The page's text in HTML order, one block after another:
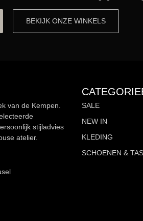
BEKIJK ONZE WINKELS
van de Kempen.
stijladvies
atelier.
SALE
NEW IN
KLEDING
SCHOENEN &